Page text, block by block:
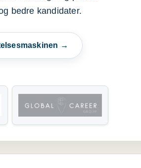
bedre kandidater.
→